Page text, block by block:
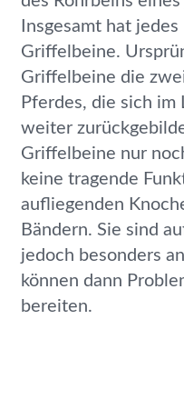
Insgesamt hat
Griffelbeine.
Griffelbeine die
Pferdes, die sich
weiter
Griffelbeine nur
keine tragende
aufliegenden
Bändern. Sie sind
jedoch besonders
können dann
bereiten.